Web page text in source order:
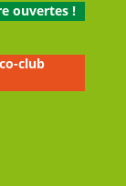
ouvertes !
club